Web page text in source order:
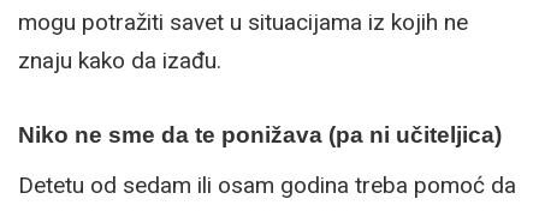
mogu potražiti savet u situacijama iz kojih ne
znaju kako da izađu.
Niko ne sme da te ponižava (pa ni učiteljica)
Detetu od sedam ili osam godina treba pomoć da